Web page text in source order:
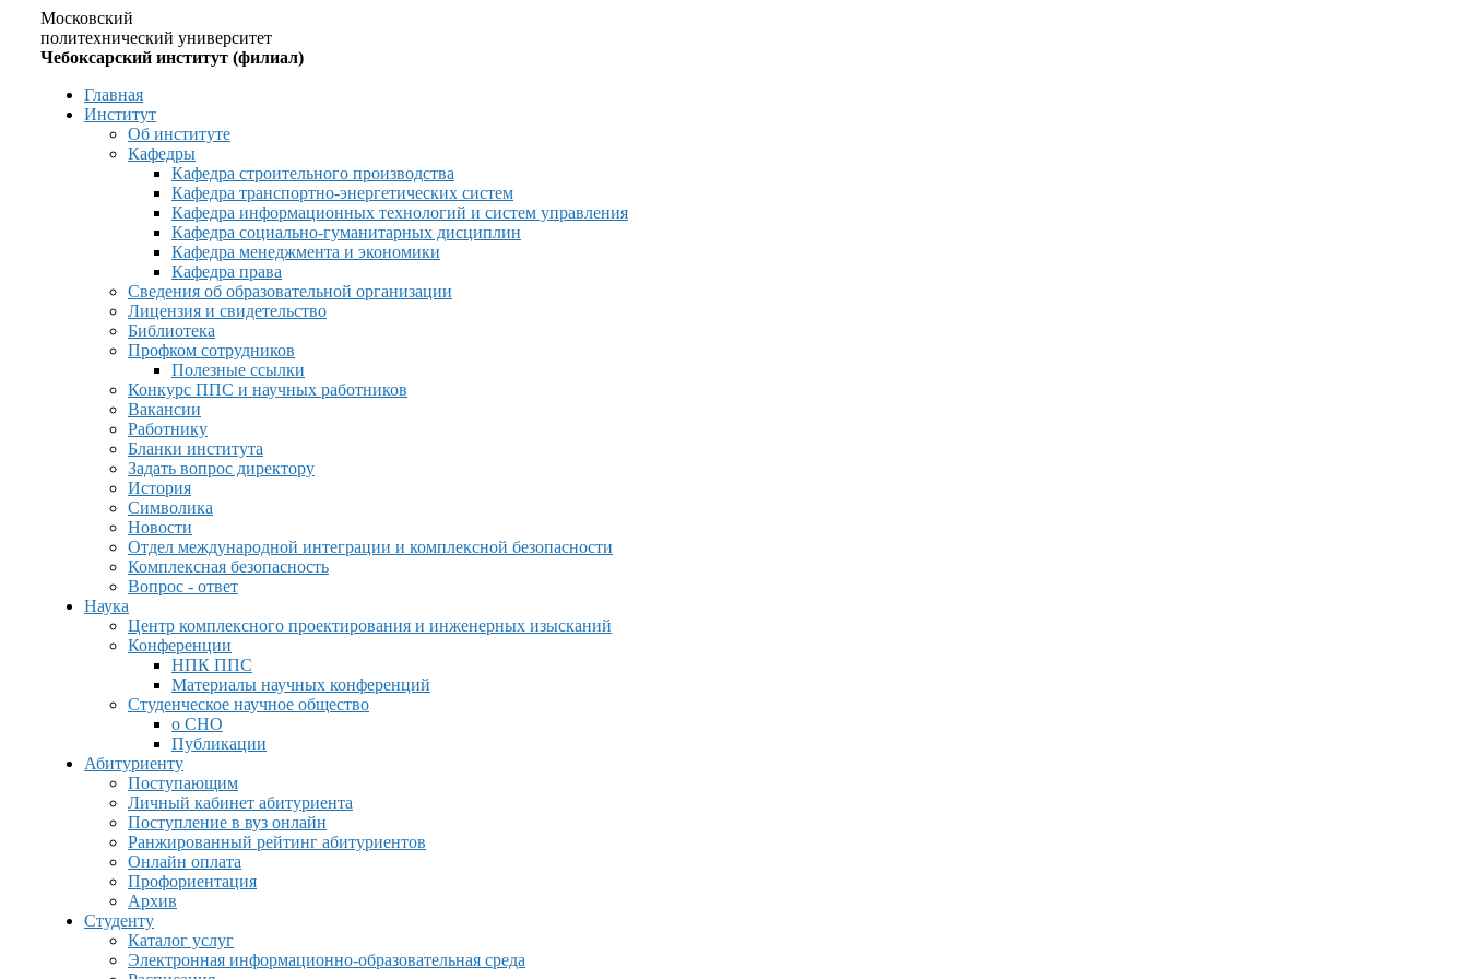
Московский
политехнический университет
Чебоксарский институт (филиал)
Главная
Институт
Об институте
Кафедры
Кафедра строительного производства
Кафедра транспортно-энергетических систем
Кафедра информационных технологий и систем управления
Кафедра социально-гуманитарных дисциплин
Кафедра менеджмента и экономики
Кафедра права
Сведения об образовательной организации
Лицензия и свидетельство
Библиотека
Профком сотрудников
Полезные ссылки
Конкурс ППС и научных работников
Вакансии
Работнику
Бланки института
Задать вопрос директору
История
Символика
Новости
Отдел международной интеграции и комплексной безопасности
Комплексная безопасность
Вопрос - ответ
Наука
Центр комплексного проектирования и инженерных изысканий
Конференции
НПК ППС
Материалы научных конференций
Студенческое научное общество
о СНО
Публикации
Абитуриенту
Поступающим
Личный кабинет абитуриента
Поступление в вуз онлайн
Ранжированный рейтинг абитуриентов
Онлайн оплата
Профориентация
Архив
Студенту
Каталог услуг
Электронная информационно-образовательная среда